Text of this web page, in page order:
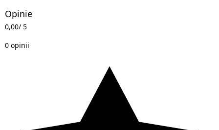
Opinie
0,00/ 5
0 opinii